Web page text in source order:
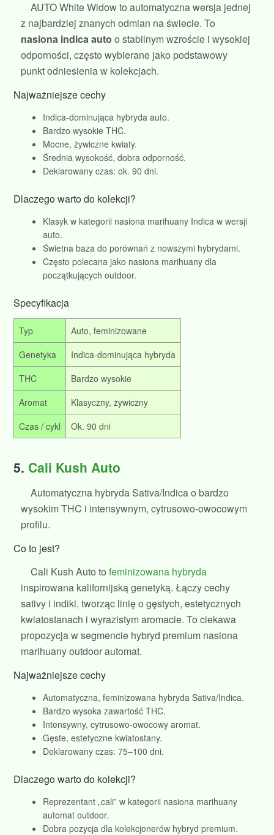
AUTO White Widow to automatyczna wersja jednej
z najbardziej znanych odmian na świecie. To
nasiona indica auto o stabilnym wzroście i wysokiej
odporności, często wybierane jako podstawowy
punkt odniesienia w kolekcjach.
Najważniejsze cechy
Indica‑dominująca hybryda auto.
Bardzo wysokie THC.
Mocne, żywiczne kwiaty.
Średnia wysokość, dobra odporność.
Deklarowany czas: ok. 90 dni.
Dlaczego warto do kolekcji?
Klasyk w kategorii nasiona marihuany Indica w wersji
auto.
Świetna baza do porównań z nowszymi hybrydami.
Często polecana jako nasiona marihuany dla
początkujących outdoor.
Specyfikacja
Typ
Auto, feminizowane
Genetyka
Indica‑dominująca hybryda
THC
Bardzo wysokie
Aromat
Klasyczny, żywiczny
Czas / cykl
Ok. 90 dni
5. Cali Kush Auto
Automatyczna hybryda Sativa/Indica o bardzo
wysokim THC i intensywnym, cytrusowo‑owocowym
profilu.
Co to jest?
Cali Kush Auto tofeminizowana hybryda
inspirowana kalifornijską genetyką. Łączy cechy
sativy i indiki, tworząc linię o gęstych, estetycznych
kwiatostanach i wyrazistym aromacie. To ciekawa
propozycja w segmencie hybryd premium nasiona
marihuany outdoor automat.
Najważniejsze cechy
Automatyczna, feminizowana hybryda Sativa/Indica.
Bardzo wysoka zawartość THC.
Intensywny, cytrusowo‑owocowy aromat.
Gęste, estetyczne kwiatostany.
Deklarowany czas: 75–100 dni.
Dlaczego warto do kolekcji?
Reprezentant „cali” w kategorii nasiona marihuany
automat outdoor.
Dobra pozycja dla kolekcjonerów hybryd premium.